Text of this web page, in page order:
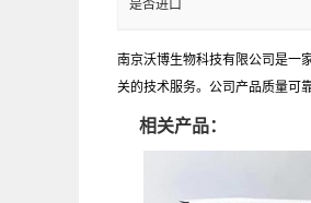
是否进口
南京沃博生物科技有限公司是一
关的技术服务。公司产品质量可
相关产品：